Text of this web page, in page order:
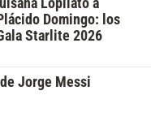
Lopilato a
Domingo: los
Starlite 2026
Jorge Messi